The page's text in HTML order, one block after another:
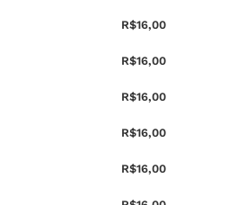
R$16,00
R$16,00
R$16,00
R$16,00
R$16,00